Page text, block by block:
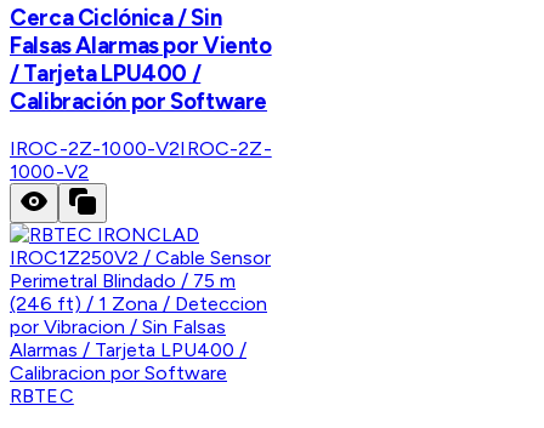
Cerca Ciclónica / Sin
Falsas Alarmas por Viento
/ Tarjeta LPU400 /
Calibración por Software
IROC-2Z-1000-V2IROC-2Z-
1000-V2
RBTEC